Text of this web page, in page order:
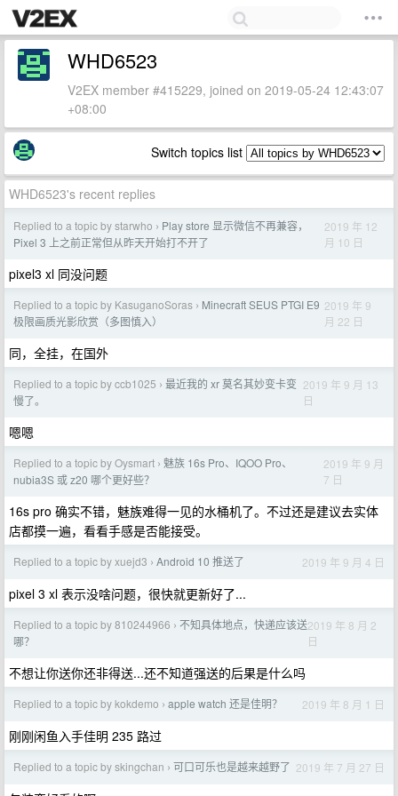
WHD6523
V2EX member #415229, joined on 2019-05-24 12:43:07
+08:00
Switch topics list
WHD6523's recent replies
Replied to a topic by starwho › Play store 显示微信不再兼容，
Pixel 3 上之前正常但从昨天开始打不开了
2019 年 12
月 10 日
pixel3 xl 同没问题
Replied to a topic by KasuganoSoras › Minecraft SEUS PTGI E9
极限画质光影欣赏（多图慎入）
2019 年 9
月 22 日
同，全挂，在国外
Replied to a topic by ccb1025 › 最近我的 xr 莫名其妙变卡变
慢了。
2019 年 9 月 13
日
嗯嗯
Replied to a topic by Oysmart › 魅族 16s Pro、IQOO Pro、
nubia3S 或 z20 哪个更好些？
2019 年 9 月
7 日
16s pro 确实不错，魅族难得一见的水桶机了。不过还是建议去实体
店都摸一遍，看看手感是否能接受。
Replied to a topic by xuejd3 › Android 10 推送了 2019 年 9 月 4 日
pixel 3 xl 表示没啥问题，很快就更新好了...
Replied to a topic by 810244966 › 不知具体地点，快递应该送
哪？
2019 年 8 月 2
日
不想让你送你还非得送...还不知道强送的后果是什么吗
Replied to a topic by kokdemo › apple watch 还是佳明？ 2019 年 8 月 1 日
刚刚闲鱼入手佳明 235 路过
Replied to a topic by skingchan › 可口可乐也是越来越野了 2019 年 7 月 27 日